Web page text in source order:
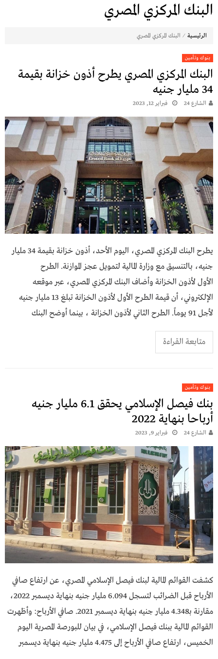
البنك المركزي المصري
الرئيسية ⁄ البنك المركزي المصري
بنوك وتأمين
البنك المركزي المصري يطرح أذون خزانة بقيمة
34 مليار جنيه
الشارع 24 فبراير 12, 2023
يطرح البنك المركزي المصري، اليوم الأحد، أذون خزانة بقيمة 34 مليار
جنيه، بالتنسيق مع وزارة المالية لتمويل عجز الموازنة. الطرح
الأول لأذون الخزانة وأضاف البنك المركزي المصري، عبر موقعه
الإلكتروني، أن قيمة الطرح الأول لأذون الخزانة تبلغ 13 مليار جنيه
لأجل 91 يوماً. الطرح الثاني لأذون الخزانة ، بينما أوضح البنك
متابعة القراءة
بنوك وتأمين
بنك فيصل الإسلامي يحقق 6.1 مليار جنيه
أرباحا بنهاية 2022
الشارع 24 فبراير 9, 2023
كشفت القوائم المالية لبنك فيصل الإسلامي المصري، عن ارتفاع صافي
الأرباح قبل الضرائب لتسجل 6.094 مليار جنيه بنهاية ديسمبر 2022،
مقارنة بـ4.348 مليار جنيه بنهاية ديسمبر 2021. صافي الأرباح: وأظهرت
القوائم المالية ببنك فيصل الإسلامي، في بيان للبورصة المصرية اليوم
الخميس، ارتفاع صافي الأرباح إلى 4.475 مليار جنيه بنهاية ديسمبر